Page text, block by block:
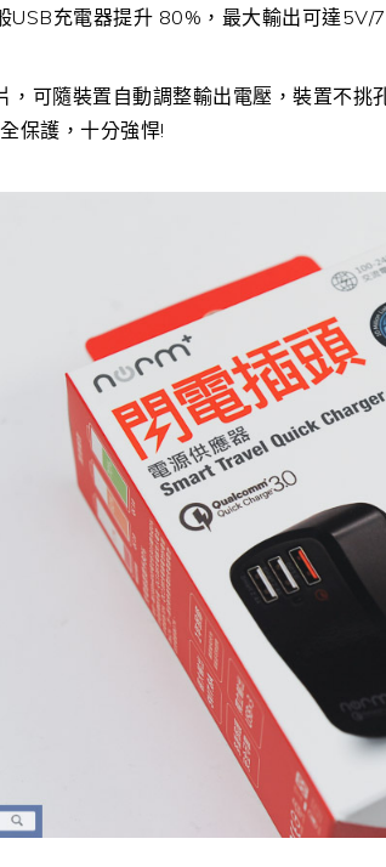
USB充電器提升 80%，最大輸出可達5V/
，可隨裝置自動調整輸出電壓，裝置不挑
保護，十分強悍!